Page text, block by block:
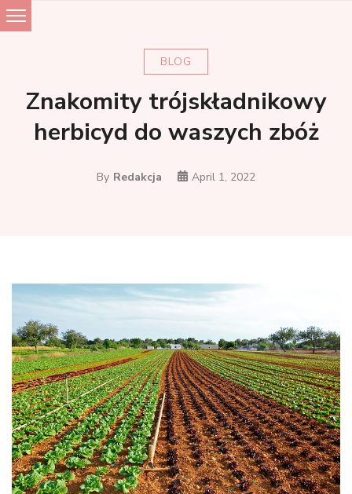
Skip
to
BLOG
Znakomity trójskładnikowy
herbicyd do waszych zbóż
By Redakcja April 1, 2022